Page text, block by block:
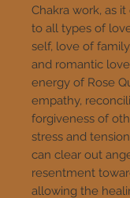
Chakra work, as
to all types of
self, love of
and romantic
energy of Rose
empathy,
forgiveness of
stress and
can clear out
resentment
allowing the